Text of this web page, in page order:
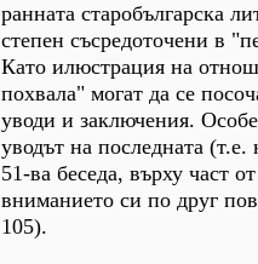
ранната старобългарска
степен съсредоточени в
Като илюстрация на
похвала" могат да се
уводи и заключения.
уводът на последната
51-ва беседа, върху част
вниманието си по друг
105).